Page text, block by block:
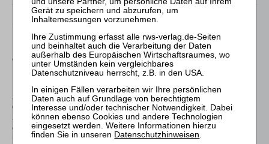
Schröder
Die Reform des
Eigenkapitalersatzrechts
durch das MoMiG
Schutz der
Gesellschafter in den
Sanierungsplanverfahren
deutschen, französischen
und englischen Rechts
Datenschutzhinweisen.